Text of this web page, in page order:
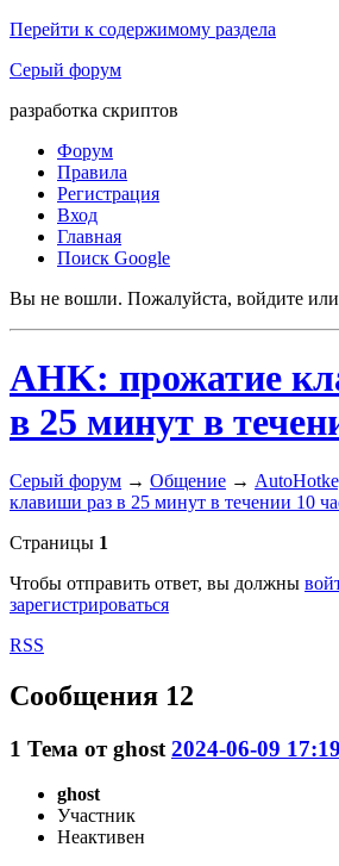
Перейти к содержимому раздела
Серый форум
разработка скриптов
Форум
Правила
Регистрация
Вход
Главная
Поиск Google
Вы не вошли. Пожалуйста, войдите или
AHK: прожатие
в 25 минут в
Серый форум → Общение →
клавиши раз в 25 минут в течении 10
Страницы 1
Чтобы отправить ответ, вы должны
зарегистрироваться
RSS
Сообщения 12
1 Тема отghost 2024-06-09
ghost
Участник
Неактивен